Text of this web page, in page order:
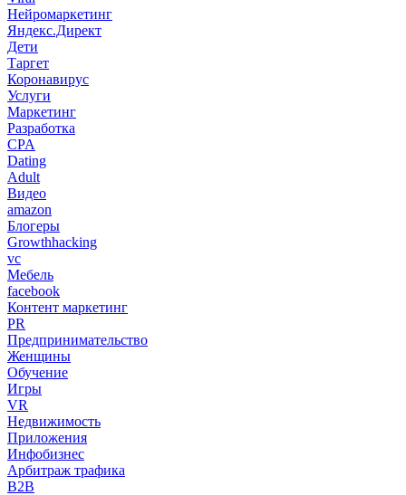
Нейромаркетинг
Яндекс.Директ
Дети
Таргет
Коронавирус
Услуги
Маркетинг
Разработка
CPA
Dating
Adult
Видео
amazon
Блогеры
Growthhacking
vc
Мебель
facebook
Контент маркетинг
PR
Предпринимательство
Женщины
Обучение
Игры
VR
Недвижимость
Приложения
Инфобизнес
Арбитраж трафика
B2B